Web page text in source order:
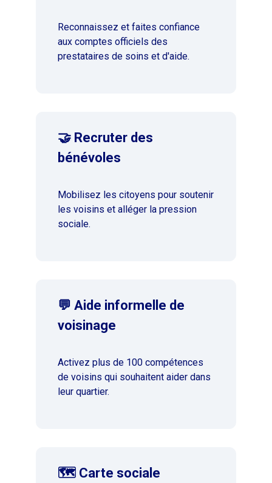
Reconnaissez et faites confiance
aux comptes officiels des
prestataires de soins et d'aide.
🤝 Recruter des
bénévoles
Mobilisez les citoyens pour soutenir
les voisins et alléger la pression
sociale.
💬 Aide informelle de
voisinage
Activez plus de 100 compétences
de voisins qui souhaitent aider dans
leur quartier.
🗺️ Carte sociale